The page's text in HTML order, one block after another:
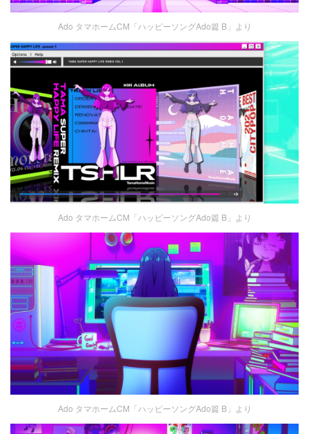
Ado タマホームCM「ハッピーソングAdo篇 B」より
Ado タマホームCM「ハッピーソングAdo篇 B」より
Ado タマホームCM「ハッピーソングAdo篇 B」より